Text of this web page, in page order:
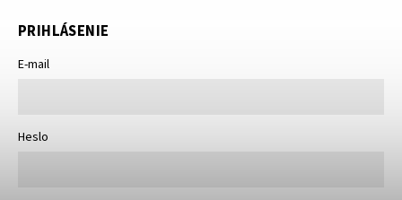
PRIHLÁSENIE
E-mail
Heslo